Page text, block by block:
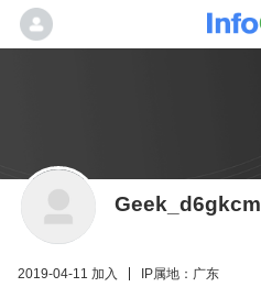
Geek_d6gkcm
2019-04-11 加入
IP属地：广东